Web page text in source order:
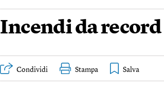
Incendi da
Condividi Stampa